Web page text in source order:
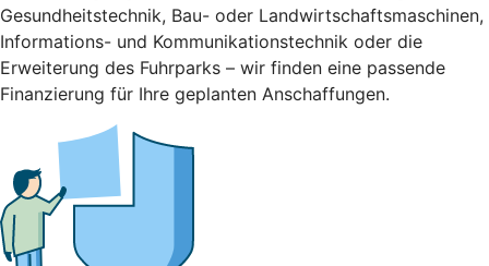
Gesundheitstechnik, Bau- oder Landwirtschaftsmaschinen,
Informations- und Kommunikationstechnik oder die
Erweiterung des Fuhrparks – wir finden eine passende
Finanzierung für Ihre geplanten Anschaffungen.